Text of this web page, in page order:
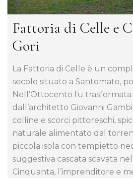
Fattoria di Celle e
Gori
La Fattoria di Celle è un
secolo situato a Santomato,
Nell’Ottocento fu
dall’architetto Giovanni
colline e scorci pittoreschi,
naturale alimentato dal
piccola isola con tempietto
suggestiva cascata scavata
Cinquanta, l’imprenditore e